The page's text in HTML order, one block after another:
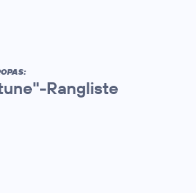
Rangliste